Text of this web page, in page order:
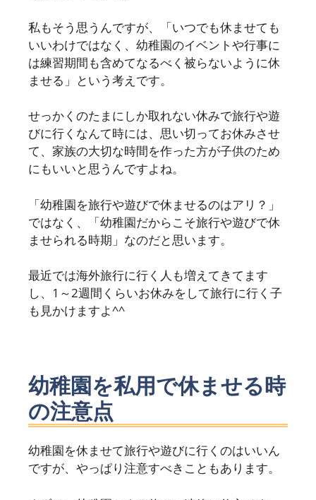
私もそう思うんですが、「いつでも休ませても
いいわけではなく、幼稚園のイベントや行事に
は練習期間も含めてなるべく被らないように休
ませる」という考えです。
せっかくのたまにしか取れない休みで旅行や遊
びに行くなんて時には、思い切ってお休みさせ
て、家族の大切な時間を作った方が子供のため
にもいいと思うんですよね。
「幼稚園を旅行や遊びで休ませるのはアリ？」
ではなく、「幼稚園だからこそ旅行や遊びで休
ませられる時期」なのだと思います。
最近では海外旅行に行く人も増えてきてます
し、1～2週間くらいお休みをして旅行に行く子
も見かけますよ^^
幼稚園を私用で休ませる時
の注意点
幼稚園を休ませて旅行や遊びに行くのはいいん
ですが、やっぱり注意すべきこともあります。